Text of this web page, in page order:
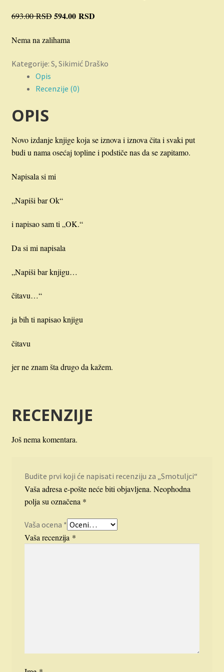
Privatnost
Uslovi korišćenja
693.00RSD Originalna
je
693.00 RSD.
594.00 RSDTrenutna
Nema na zalihama
Kategorije: S, Sikimić Draško
Opis
Recenzije (0)
OPIS
Novo izdanje knjige koja se iznova i iznova čita i svaki put
budi u nama osećaj topline i podstiče nas da se zapitamo.
Napisala si mi
„Napiši bar Ok“
i napisao sam ti „OK.“
Da si mi napisala
„Napiši bar knjigu…
čitavu…“
ja bih ti napisao knjigu
čitavu
jer ne znam šta drugo da kažem.
RECENZIJE
Još nema komentara.
Budite prvi koji će napisati recenziju za „Smotuljci“
Vaša adresa e-pošte neće biti objavljena. Neophodna
polja su označena *
Vaša ocena *
Vaša recenzija *